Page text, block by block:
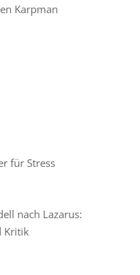
Karpman
für Stress
nach Lazarus:
Kritik